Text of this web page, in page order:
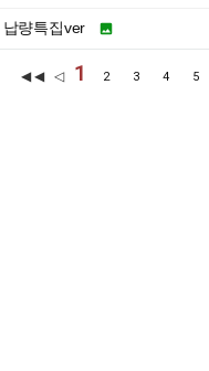
량특집ver 
◀◀ ◁ 1 2 3 4